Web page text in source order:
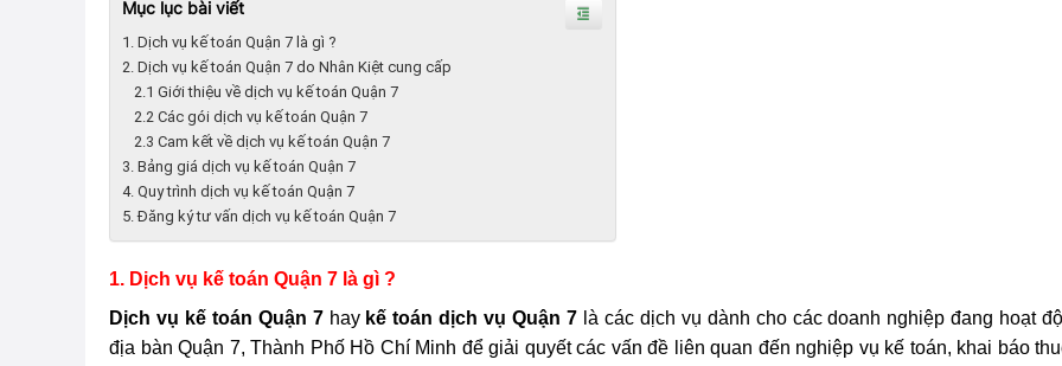
Mục lục bài viết
1. Dịch vụ kế toán Quận 7 là gì ?
2. Dịch vụ kế toán Quận 7 do Nhân Kiệt cung cấp
2.1 Giới thiệu về dịch vụ kế toán Quận 7
2.2 Các gói dịch vụ kế toán Quận 7
2.3 Cam kết về dịch vụ kế toán Quận 7
3. Bảng giá dịch vụ kế toán Quận 7
4. Quy trình dịch vụ kế toán Quận 7
5. Đăng ký tư vấn dịch vụ kế toán Quận 7
1. Dịch vụ kế toán Quận 7 là gì ?
Dịch vụ kế toán Quận 7hay kế toán dịch vụ Quận 7 là các dịch vụ dành cho các doanh nghiệp đang hoạt
địa bàn Quận 7, Thành Phố Hồ Chí Minh để giải quyết các vấn đề liên quan đến nghiệp vụ kế toán, khai báo